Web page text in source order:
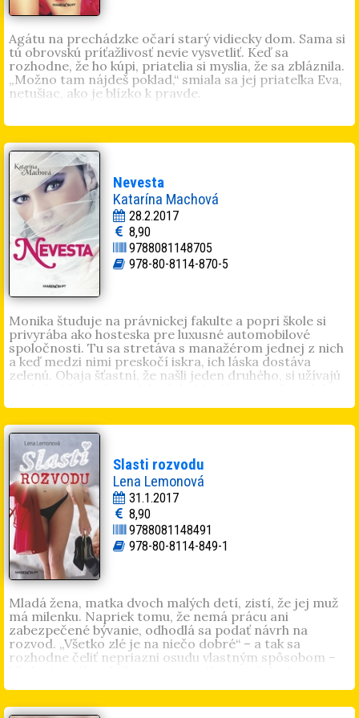
Agátu na prechádzke očarí starý vidiecky dom. Sama si
tú obrovskú príťažlivosť nevie vysvetliť. Keď sa
rozhodne, že ho kúpi, priatelia si myslia, že sa zbláznila.
„Možno tam nájdeš poklad,“ smiala sa jej priateľka Eva,
netušiac, ako je blízko k pravde.
kraji. Od detstva píše. Priatelia ju presvedčili, aby svoje
texty aj publikovala. Vydala knihyKaleidoskop,Skrátka mi
preplo,A čo ak preplo im
ňu všetkým.
Nevesta
Katarína Machová
28.2.2017
8,90
9788081148705
978-80-8114-870-5
Monika študuje na právnickej fakulte a popri škole si
privyrába ako hosteska pre luxusné automobilové
spoločnosti. Tu sa stretáva s manažérom jednej z nich
a keď medzi nimi preskočí iskra, ich láska dostáva
zelenú. Obaja šťastní, že našli jeden druhého, si užívajú
matky je postavená pred ťažké rozhodnutie. Zostať
alebo ujsť?
Katarína Machová(1977, Trenčín) študovala na
univerzite Mateja Bela v Banskej Bystrici. V súčasnosti
žije v Motešiciach pri Trenčíne a pracuje v súkromnej
firme. Je vydatá a má syna Samuela.
Slasti rozvodu
Lena Lemonová
31.1.2017
8,90
9788081148491
978-80-8114-849-1
Mladá žena, matka dvoch malých detí, zistí, že jej muž
má milenku. Napriek tomu, že nemá prácu ani
zabezpečené bývanie, odhodlá sa podať návrh na
rozvod. „Všetko zlé je na niečo dobré“ – a tak sa
rozhodne čeliť nepriazni osudu vlastným spôsobom –
Lena Lemonováje pseudonym bratislavskej autorky